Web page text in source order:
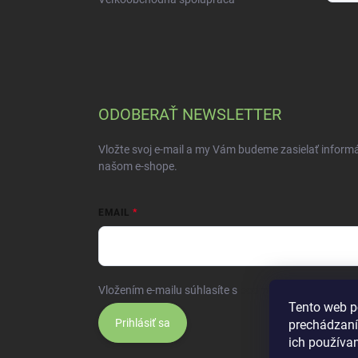
Tento web
ich
ODOBERAŤ NEWSLETTER
Vložte svoj e-mail a my Vám budeme zasielať
našom e-shope.
EMAIL
Vložením e-mailu súhlasíte s
Prihlásiť sa